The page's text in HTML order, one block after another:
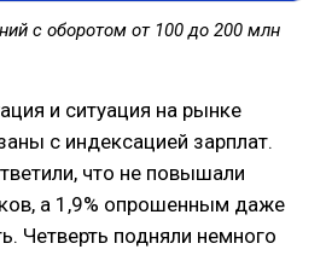
с оборотом от 100 до 200 млн
и ситуация на рынке
с индексацией зарплат.
что не повышали
а 1,9% опрошенным даже
Четверть подняли немного